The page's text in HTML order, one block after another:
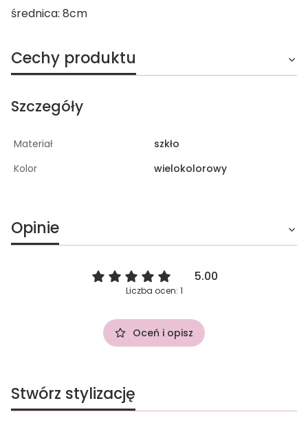
średnica: 8cm
Cechy produktu
Szczegóły
Materiał
szkło
Kolor
wielokolorowy
Opinie
5.00
Liczba ocen: 1
Oceń i opisz
Stwórz stylizację